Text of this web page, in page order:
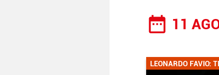
date_range 11
LEONARDO FAVIO: